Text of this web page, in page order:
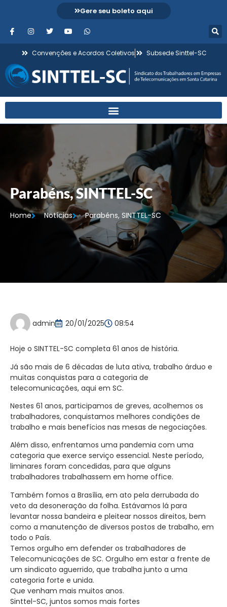
Gere seu boleto aqui
Convenções e Acordos Coletivos Subsede Sinttel-SC
Parabéns, SINTTEL-SC
Home Notícias Parabéns, SINTTEL-SC
admin 20/01/2025 08:54
Hoje o SINTTEL-SC completa 61 anos de história.
Já são mais de 6 décadas de luta ativa, trabalho árduo e
muitas conquistas para a categoria de
telecomunicações, aqui em SC.
Nestes 61 anos, participamos de greves, acolhemos os
trabalhadores, conquistamos melhores condições de
trabalho e mais benefícios nas mesas de negociações.
Além disso, enfrentamos uma pandemia com uma
categoria que exerce serviço essencial. Neste período,
liminares foram concedidas, para que alguns
trabalhadores trabalhassem em home office.
Também fomos a Brasília, em ato pela derrubada do
veto da desoneração da folha. Estávamos lá para
levantar nossa bandeira e pleitear nossos direitos, bem
como a manutenção de diversos postos de trabalho, em
todo o País.
Temos orgulho em defender os trabalhadores de
Telecomunicações de SC. Orgulho em estar a frente de
um sindicato aguerrido, que trabalha junto a uma
categoria forte e unida.
Que venham mais muitos anos.
Sinttel-SC, juntos somos mais fortes